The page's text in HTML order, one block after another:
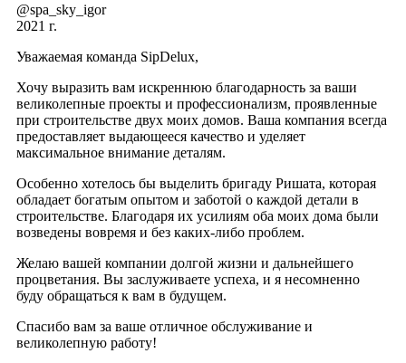
@spa_sky_igor
2021 г.
Уважаемая команда SipDelux,
Хочу выразить вам искреннюю благодарность за ваши
великолепные проекты и профессионализм, проявленные
при строительстве двух моих домов. Ваша компания всегда
предоставляет выдающееся качество и уделяет
максимальное внимание деталям.
Особенно хотелось бы выделить бригаду Ришата, которая
обладает богатым опытом и заботой о каждой детали в
строительстве. Благодаря их усилиям оба моих дома были
возведены вовремя и без каких-либо проблем.
Желаю вашей компании долгой жизни и дальнейшего
процветания. Вы заслуживаете успеха, и я несомненно
буду обращаться к вам в будущем.
Спасибо вам за ваше отличное обслуживание и
великолепную работу!